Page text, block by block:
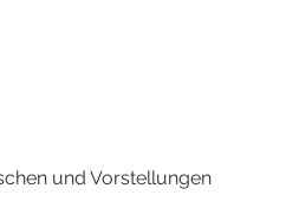
und Vorstellungen